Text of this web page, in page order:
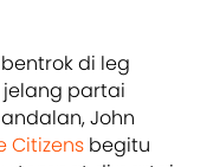
di leg
jelang partai
John
Citizens begitu